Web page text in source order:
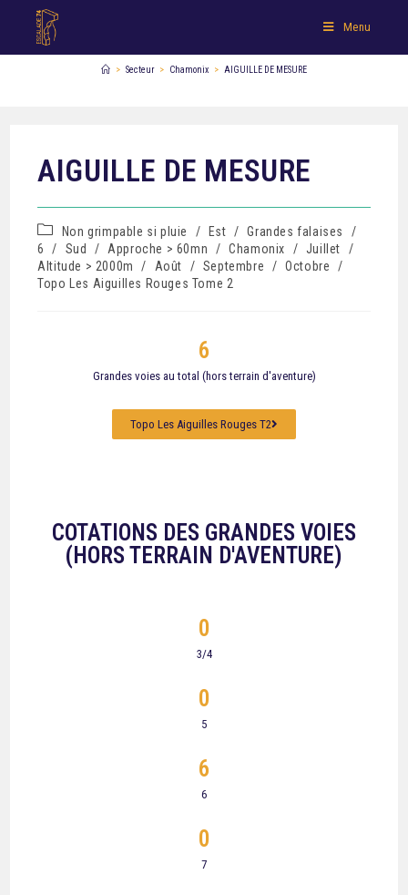
Menu
> Secteur > Chamonix > AIGUILLE DE MESURE
AIGUILLE DE MESURE
Non grimpable si pluie / Est / Grandes falaises
/
6
/ Sud / Approche > 60mn / Chamonix / Juillet
/
Altitude > 2000m
/ Août / Septembre / Octobre
/
Topo Les Aiguilles Rouges Tome 2
Grandes voies au total (hors terrain d'aventure)
6
Topo Les Aiguilles Rouges T2
COTATIONS DES GRANDES VOIES
(HORS TERRAIN D'AVENTURE)
3/4
0
5
0
6
6
7
0